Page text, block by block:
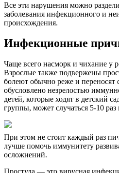
Все эти нарушения можно
заболевания инфекционного и
происхождения.
Инфекционные
Чаще всего насморк и чихание у
Взрослые также подвержены
болеют обычно реже и
обусловлено незрелостью
детей, которые ходят в детский
группы, может случаться 5-10 раз
При этом не стоит каждый раз
лучше помочь иммунитету
осложнений.